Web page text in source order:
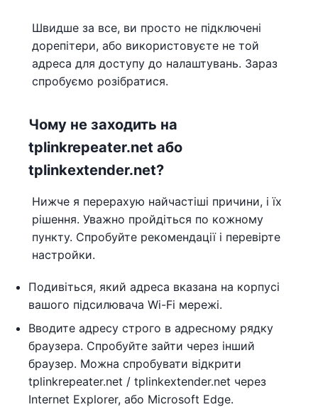
Швидше за все, ви просто не підключені
дорепітери, або використовуєте не той
адреса для доступу до налаштувань. Зараз
спробуємо розібратися.
Чому не заходить на
tplinkrepeater.net або
tplinkextender.net?
Нижче я перерахую найчастіші причини, і їх
рішення. Уважно пройдіться по кожному
пункту. Спробуйте рекомендації і перевірте
настройки.
Подивіться, який адреса вказана на корпусі
вашого підсилювача Wi-Fi мережі.
Вводите адресу строго в адресному рядку
браузера. Спробуйте зайти через інший
браузер. Можна спробувати відкрити
tplinkrepeater.net / tplinkextender.net через
Internet Explorer, або Microsoft Edge.